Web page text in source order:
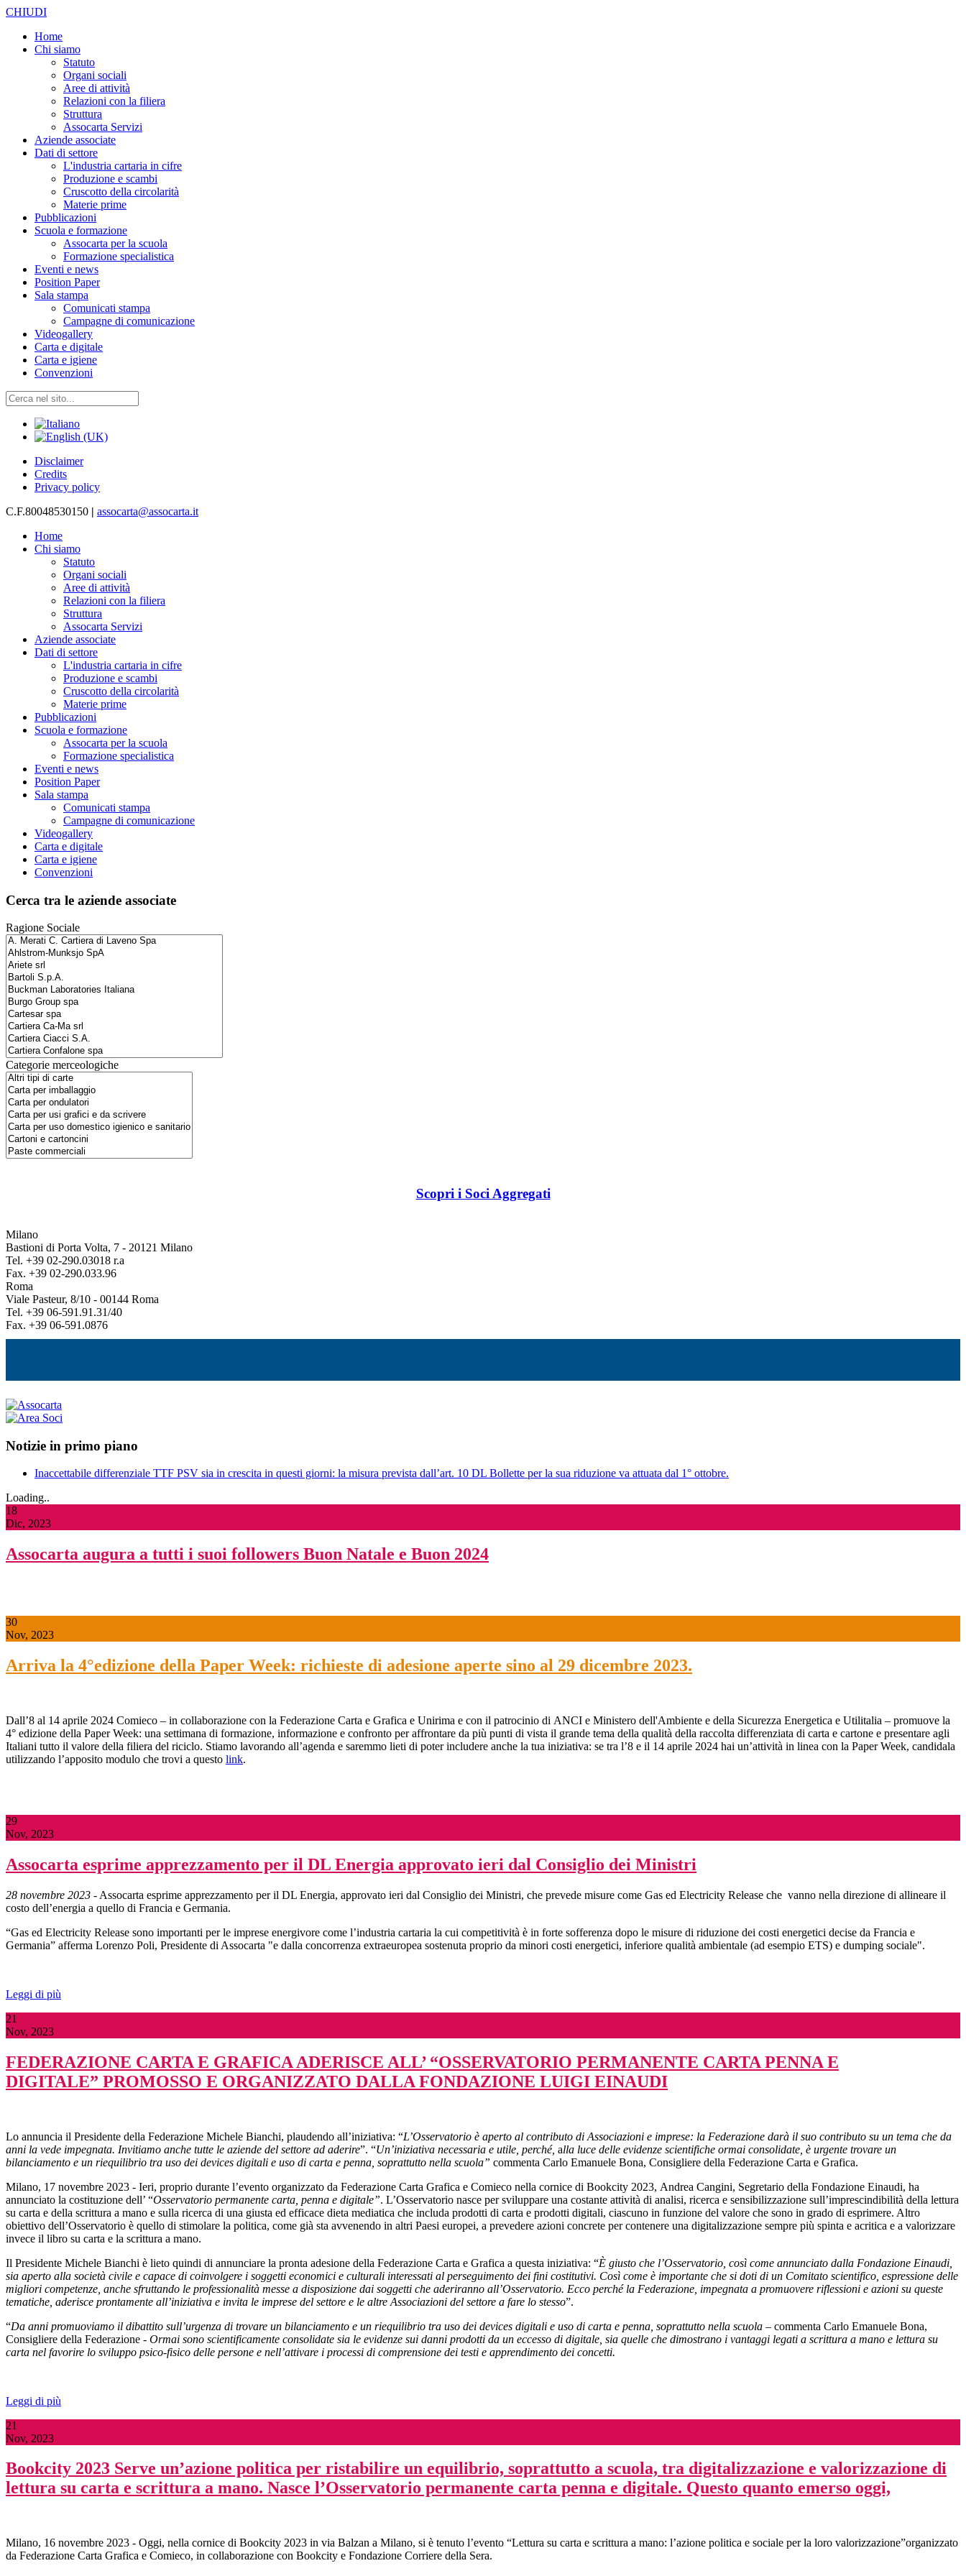
CHIUDI
Home
Chi siamo
Statuto
Organi sociali
Aree di attività
Relazioni con la filiera
Struttura
Assocarta Servizi
Aziende associate
Dati di settore
L'industria cartaria in cifre
Produzione e scambi
Cruscotto della circolarità
Materie prime
Pubblicazioni
Scuola e formazione
Assocarta per la scuola
Formazione specialistica
Eventi e news
Position Paper
Sala stampa
Comunicati stampa
Campagne di comunicazione
Videogallery
Carta e digitale
Carta e igiene
Convenzioni
Disclaimer
Credits
Privacy policy
C.F.80048530150 | assocarta@assocarta.it
Home
Chi siamo
Statuto
Organi sociali
Aree di attività
Relazioni con la filiera
Struttura
Assocarta Servizi
Aziende associate
Dati di settore
L'industria cartaria in cifre
Produzione e scambi
Cruscotto della circolarità
Materie prime
Pubblicazioni
Scuola e formazione
Assocarta per la scuola
Formazione specialistica
Eventi e news
Position Paper
Sala stampa
Comunicati stampa
Campagne di comunicazione
Videogallery
Carta e digitale
Carta e igiene
Convenzioni
Cerca tra le aziende associate
Ragione Sociale
Categorie merceologiche
Scopri i Soci Aggregati
Milano
Bastioni di Porta Volta, 7 - 20121 Milano
Tel. +39 02-290.03018 r.a
Fax. +39 02-290.033.96
Roma
Viale Pasteur, 8/10 - 00144 Roma
Tel. +39 06-591.91.31/40
Fax. +39 06-591.0876
Notizie in primo piano
Inaccettabile differenziale TTF PSV sia in crescita in questi giorni: la misura prevista dall’art. 10 DL Bollette per la sua riduzione va attuata dal 1° ottobre.
Loading..
18
Dic, 2023
Assocarta augura a tutti i suoi followers Buon Natale e Buon 2024
30
Nov, 2023
Arriva la 4°edizione della Paper Week: richieste di adesione aperte sino al 29 dicembre 2023.
Dall’8 al 14 aprile 2024 Comieco – in collaborazione con la Federazione Carta e Grafica e Unirima e con il patrocinio di ANCI e Ministero dell'Ambiente e della Sicurezza Energetica e Utilitalia – promuove la
4° edizione della Paper Week: una settimana di formazione, informazione e confronto per affrontare da più punti di vista il grande tema della qualità della raccolta differenziata di carta e cartone e presentare agli
Italiani tutto il valore della filiera del riciclo. Stiamo lavorando all’agenda e saremmo lieti di poter includere anche la tua iniziativa: se tra l’8 e il 14 aprile 2024 hai un’attività in linea con la Paper Week, candidala
utilizzando l’apposito modulo che trovi a questo link.
29
Nov, 2023
Assocarta esprime apprezzamento per il DL Energia approvato ieri dal Consiglio dei Ministri
28 novembre 2023 - Assocarta esprime apprezzamento per il DL Energia, approvato ieri dal Consiglio dei Ministri, che prevede misure come Gas ed Electricity Release che vanno nella direzione di allineare il
costo dell’energia a quello di Francia e Germania.
“Gas ed Electricity Release sono importanti per le imprese energivore come l’industria cartaria la cui competitività è in forte sofferenza dopo le misure di riduzione dei costi energetici decise da Francia e
Germania” afferma Lorenzo Poli, Presidente di Assocarta "e dalla concorrenza extraeuropea sostenuta proprio da minori costi energetici, inferiore qualità ambientale (ad esempio ETS) e dumping sociale".
Leggi di più
21
Nov, 2023
FEDERAZIONE CARTA E GRAFICA ADERISCE ALL’ “OSSERVATORIO PERMANENTE CARTA PENNA E
DIGITALE” PROMOSSO E ORGANIZZATO DALLA FONDAZIONE LUIGI EINAUDI
Lo annuncia il Presidente della Federazione Michele Bianchi, plaudendo all’iniziativa: “L’Osservatorio è aperto al contributo di Associazioni e imprese: la Federazione darà il suo contributo su un tema che da
anni la vede impegnata. Invitiamo anche tutte le aziende del settore ad aderire”. “Un’iniziativa necessaria e utile, perché, alla luce delle evidenze scientifiche ormai consolidate, è urgente trovare un
bilanciamento e un riequilibrio tra uso dei devices digitali e uso di carta e penna, soprattutto nella scuola” commenta Carlo Emanuele Bona, Consigliere della Federazione Carta e Grafica.
Milano, 17 novembre 2023 - Ieri, proprio durante l’evento organizzato da Federazione Carta Grafica e Comieco nella cornice di Bookcity 2023, Andrea Cangini, Segretario della Fondazione Einaudi, ha
annunciato la costituzione dell’ “Osservatorio permanente carta, penna e digitale”. L’Osservatorio nasce per sviluppare una costante attività di analisi, ricerca e sensibilizzazione sull’imprescindibilità della lettura
su carta e della scrittura a mano e sulla ricerca di una giusta ed efficace dieta mediatica che includa prodotti di carta e prodotti digitali, ciascuno in funzione del valore che sono in grado di esprimere. Altro
obiettivo dell’Osservatorio è quello di stimolare la politica, come già sta avvenendo in altri Paesi europei, a prevedere azioni concrete per contenere una digitalizzazione sempre più spinta e acritica e a valorizzare
invece il libro su carta e la scrittura a mano.
Il Presidente Michele Bianchi è lieto quindi di annunciare la pronta adesione della Federazione Carta e Grafica a questa iniziativa: “È giusto che l’Osservatorio, così come annunciato dalla Fondazione Einaudi,
sia aperto alla società civile e capace di coinvolgere i soggetti economici e culturali interessati al perseguimento dei fini costitutivi. Così come è importante che si doti di un Comitato scientifico, espressione delle
migliori competenze, anche sfruttando le professionalità messe a disposizione dai soggetti che aderiranno all’Osservatorio. Ecco perché la Federazione, impegnata a promuovere riflessioni e azioni su queste
tematiche, aderisce prontamente all’iniziativa e invita le imprese del settore e le altre Associazioni del settore a fare lo stesso”.
“Da anni promuoviamo il dibattito sull’urgenza di trovare un bilanciamento e un riequilibrio tra uso dei devices digitali e uso di carta e penna, soprattutto nella scuola – commenta Carlo Emanuele Bona,
Consigliere della Federazione - Ormai sono scientificamente consolidate sia le evidenze sui danni prodotti da un eccesso di digitale, sia quelle che dimostrano i vantaggi legati a scrittura a mano e lettura su
carta nel favorire lo sviluppo psico-fisico delle persone e nell’attivare i processi di comprensione dei testi e apprendimento dei concetti.
Leggi di più
21
Nov, 2023
Bookcity 2023 Serve un’azione politica per ristabilire un equilibrio, soprattutto a scuola, tra digitalizzazione e valorizzazione di
lettura su carta e scrittura a mano. Nasce l’Osservatorio permanente carta penna e digitale. Questo quanto emerso oggi,
Milano, 16 novembre 2023 - Oggi, nella cornice di Bookcity 2023 in via Balzan a Milano, si è tenuto l’evento “Lettura su carta e scrittura a mano: l’azione politica e sociale per la loro valorizzazione”organizzato
da Federazione Carta Grafica e Comieco, in collaborazione con Bookcity e Fondazione Corriere della Sera.